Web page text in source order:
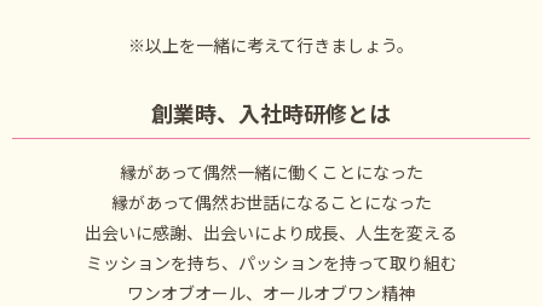
※以上を一緒に考えて行きましょう。
創業時、入社時研修とは
縁があって偶然一緒に働くことになった
縁があって偶然お世話になることになった
出会いに感謝、出会いにより成長、人生を変える
ミッションを持ち、パッションを持って取り組む
ワンオブオール、オールオブワン精神